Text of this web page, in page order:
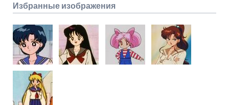
Избранные изображения